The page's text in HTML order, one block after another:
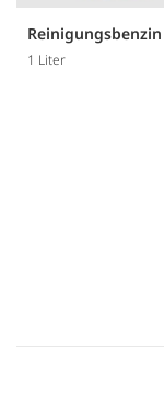
Reinigungsbenzin
1 Liter